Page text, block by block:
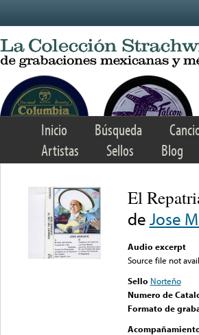
Inicio Búsqueda
Artistas
Sellos Blog
El
deJose
Audio excerpt
Source file not
Sello Norteño
Numero de
Formato de